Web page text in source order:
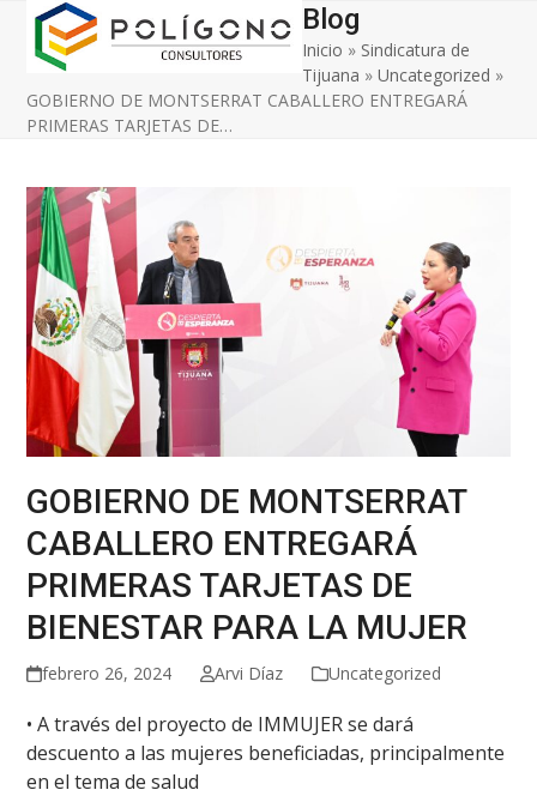
Skip
content
Open
mobile
menu
Close
mobile
menu
Blog
Inicio » Sindicatura de
Tijuana »Uncategorized »
GOBIERNO DE MONTSERRAT CABALLERO ENTREGARÁ
PRIMERAS TARJETAS DE…
GOBIERNO DE MONTSERRAT
CABALLERO ENTREGARÁ
PRIMERAS TARJETAS DE
BIENESTAR PARA LA MUJER
febrero 26, 2024 Arvi Díaz Uncategorized
• A través del proyecto de IMMUJER se dará
descuento a las mujeres beneficiadas, principalmente
en el tema de salud